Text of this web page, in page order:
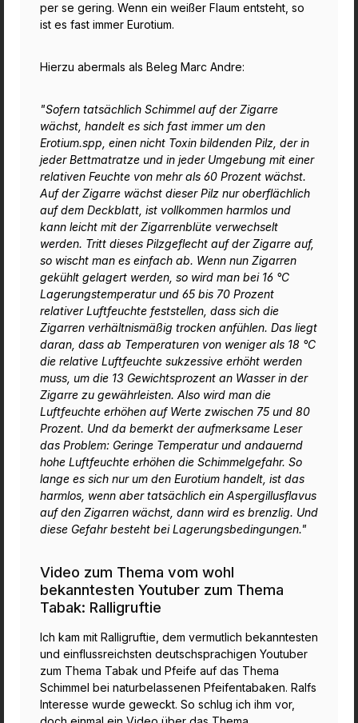
per se gering. Wenn ein weißer Flaum entsteht, so
ist es fast immer Eurotium.
Hierzu abermals als Beleg Marc Andre:
"Sofern tatsächlich Schimmel auf der Zigarre
wächst, handelt es sich fast immer um den
Erotium.spp, einen nicht Toxin bildenden Pilz, der in
jeder Bettmatratze und in jeder Umgebung mit einer
relativen Feuchte von mehr als 60 Prozent wächst.
Auf der Zigarre wächst dieser Pilz nur oberflächlich
auf dem Deckblatt, ist vollkommen harmlos und
kann leicht mit der Zigarrenblüte verwechselt
werden. Tritt dieses Pilzgeflecht auf der Zigarre auf,
so wischt man es einfach ab. Wenn nun Zigarren
gekühlt gelagert werden, so wird man bei 16 °C
Lagerungstemperatur und 65 bis 70 Prozent
relativer Luftfeuchte feststellen, dass sich die
Zigarren verhältnismäßig trocken anfühlen. Das liegt
daran, dass ab Temperaturen von weniger als 18 °C
die relative Luftfeuchte sukzessive erhöht werden
muss, um die 13 Gewichtsprozent an Wasser in der
Zigarre zu gewährleisten. Also wird man die
Luftfeuchte erhöhen auf Werte zwischen 75 und 80
Prozent. Und da bemerkt der aufmerksame Leser
das Problem: Geringe Temperatur und andauernd
hohe Luftfeuchte erhöhen die Schimmelgefahr. So
lange es sich nur um den Eurotium handelt, ist das
harmlos, wenn aber tatsächlich ein Aspergillusflavus
auf den Zigarren wächst, dann wird es brenzlig. Und
diese Gefahr besteht bei Lagerungsbedingungen."
Video zum Thema vom wohl
bekanntesten Youtuber zum Thema
Tabak: Ralligruftie
Ich kam mit Ralligruftie, dem vermutlich bekanntesten
und einflussreichsten deutschsprachigen Youtuber
zum Thema Tabak und Pfeife auf das Thema
Schimmel bei naturbelassenen Pfeifentabaken. Ralfs
Interesse wurde geweckt. So schlug ich ihm vor,